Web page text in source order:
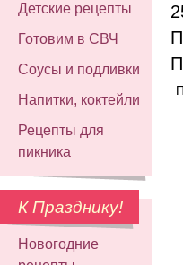
Детские рецепты
Готовим в СВЧ
Соусы и подливки
Напитки, коктейли
Рецепты для
пикника
К Празднику!
Новогодние